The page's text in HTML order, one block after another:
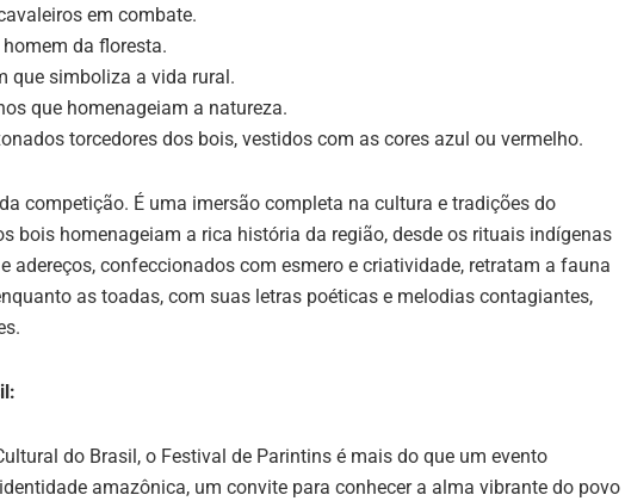
em combate.
da floresta.
que simboliza a vida rural.
que homenageiam a natureza.
torcedores dos bois, vestidos com as cores azul ou vermelho.
competição. É uma imersão completa na cultura e tradições do
bois homenageiam a rica história da região, desde os rituais indígenas
adereços, confeccionados com esmero e criatividade, retratam a fauna
as toadas, com suas letras poéticas e melodias contagiantes,
do Brasil, o Festival de Parintins é mais do que um evento
amazônica, um convite para conhecer a alma vibrante do povo